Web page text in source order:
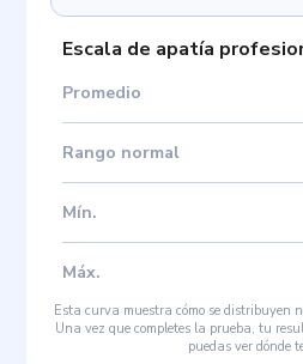
Escala de apatía
Promedio
Rango normal
Mín.
Máx.
Esta curva muestra cómo se distribuyen
Una vez que completes la prueba, tu
puedas ver dónde